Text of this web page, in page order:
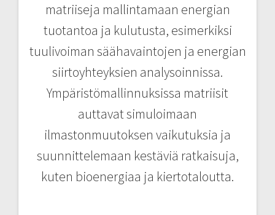
matriiseja mallintamaan energian
tuotantoa ja kulutusta, esimerkiksi
tuulivoiman säähavaintojen ja energian
siirtoyhteyksien analysoinnissa.
Ympäristömallinnuksissa matriisit
auttavat simuloimaan
ilmastonmuutoksen vaikutuksia ja
suunnittelemaan kestäviä ratkaisuja,
kuten bioenergiaa ja kiertotaloutta.